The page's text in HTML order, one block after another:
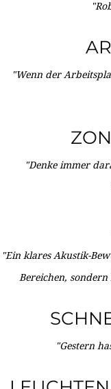
"Wenn der
"Denke immer
"Ein klares Akustik-
Bereichen,
"Gestern